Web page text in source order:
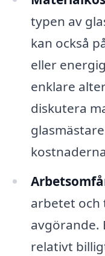
typen av
kan också
eller
enklare
diskutera
arbetet och
avgörande.
relativt